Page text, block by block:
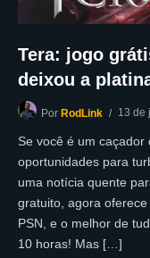
Tera: jogo
deixou a
Por RodLink 13 de
Se você é um
oportunidades para
uma notícia quente
gratuito, agora
PSN, e o melhor de
10 horas! Mas […]